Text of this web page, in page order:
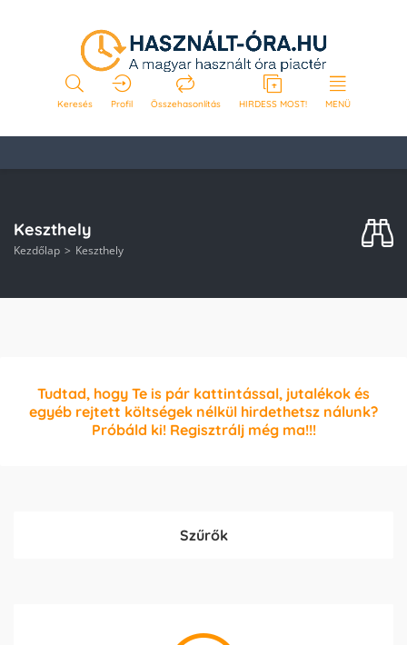
Keresés Profil Összehasonlítás HIRDESS MOST! MENÜ
Keszthely
Kezdőlap Keszthely
Tudtad, hogy Te is pár kattintással, jutalékok és
egyéb rejtett költségek nélkül hirdethetsz nálunk?
Próbáld ki! Regisztrálj még ma!!!
Szűrők